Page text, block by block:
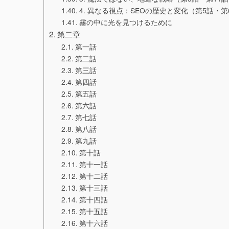
4. 異なる視点：SEOの歴史と変化（第5話・
霧の中に光を見つけるために
第二章
第一話
第二話
第三話
第四話
第五話
第六話
第七話
第八話
第九話
第十話
第十一話
第十二話
第十三話
第十四話
第十五話
第十六話